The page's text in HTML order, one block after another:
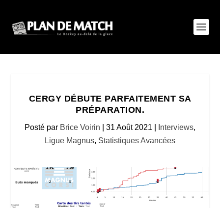
CERGY DÉBUTE PARFAITEMENT SA
PRÉPARATION.
Posté par Brice Voirin 31 Août 2021 Interviews,
Ligue Magnus, Statistiques Avancées